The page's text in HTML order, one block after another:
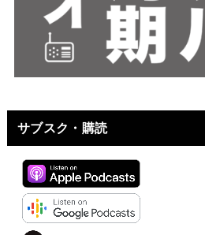
サブスク・購読